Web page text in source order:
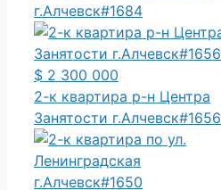
г.Алчевск#1684
$ 2 300 000
2-к квартира р-н Центра
Занятости г.Алчевск#1656